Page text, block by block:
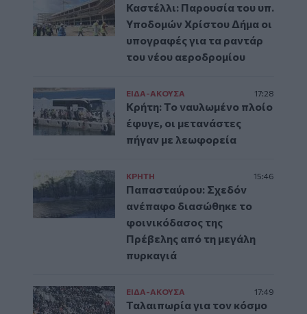
Καστέλλι: Παρουσία του υπ.
Υποδομών Χρίστου Δήμα οι
υπογραφές για τα ραντάρ
του νέου αεροδρομίου
ΕΙΔΑ-ΑΚΟΥΣΑ 17:28
Κρήτη: Το ναυλωμένο πλοίο
έφυγε, οι μετανάστες
πήγαν με λεωφορεία
ΚΡΗΤΗ 15:46
Παπασταύρου: Σχεδόν
ανέπαφο διασώθηκε το
φοινικόδασος της
Πρέβελης από τη μεγάλη
πυρκαγιά
ΕΙΔΑ-ΑΚΟΥΣΑ 17:49
Ταλαιπωρία για τον κόσμο